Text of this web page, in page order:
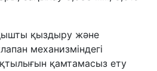
қыздыру және
механизміндегі
қамтамасыз ету